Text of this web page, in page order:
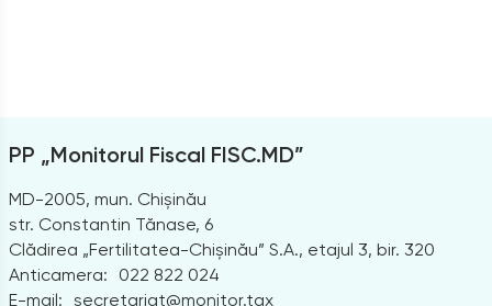
PP „Monitorul Fiscal FISC.MD”
MD-2005, mun. Chișinău
str. Constantin Tănase, 6
Clădirea „Fertilitatea-Chișinău” S.A., etajul 3, bir. 320
Anticamera:
022 822 024
E-mail: secretariat@monitor.tax